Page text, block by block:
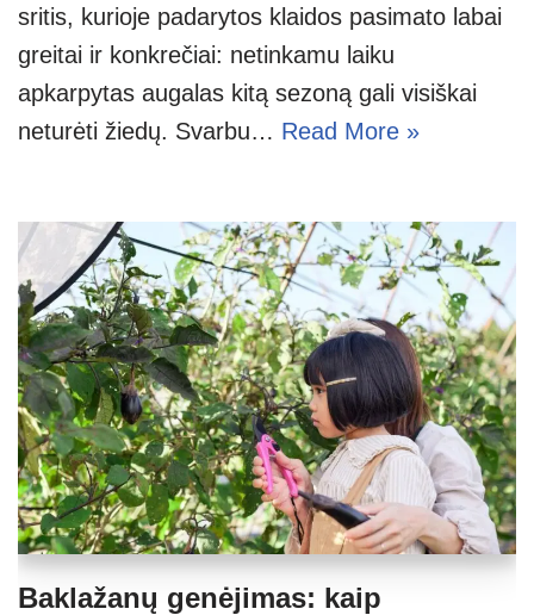
sritis, kurioje padarytos klaidos pasimato labai
greitai ir konkrečiai: netinkamu laiku
apkarpytas augalas kitą sezoną gali visiškai
neturėti žiedų. Svarbu… Read More »
Baklažanų genėjimas: kaip